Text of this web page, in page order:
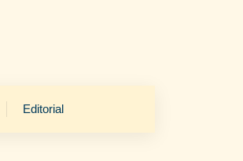
Editorial